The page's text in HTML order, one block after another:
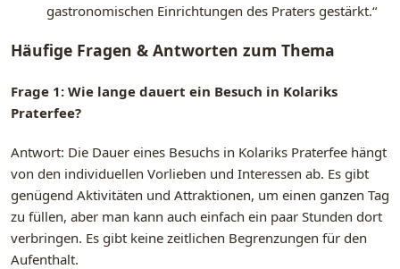
gastronomischen Einrichtungen des Praters gestärkt.“
Häufige Fragen & Antworten zum Thema
Frage 1: Wie lange dauert ein Besuch in Kolariks
Praterfee?
Antwort: Die Dauer eines Besuchs in Kolariks Praterfee hängt
von den individuellen Vorlieben und Interessen ab. Es gibt
genügend Aktivitäten und Attraktionen, um einen ganzen Tag
zu füllen, aber man kann auch einfach ein paar Stunden dort
verbringen. Es gibt keine zeitlichen Begrenzungen für den
Aufenthalt.